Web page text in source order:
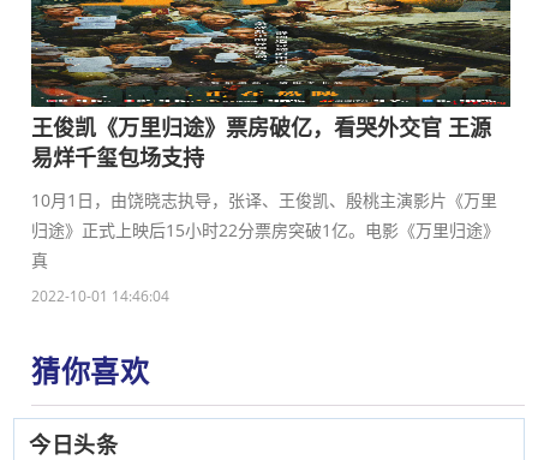
王俊凯《万里归途》票房破亿，看哭外交官 王源
易烊千玺包场支持
10月1日，由饶晓志执导，张译、王俊凯、殷桃主演影片《万里
归途》正式上映后15小时22分票房突破1亿。电影《万里归途》
真
2022-10-01 14:46:04
猜你喜欢
今日头条